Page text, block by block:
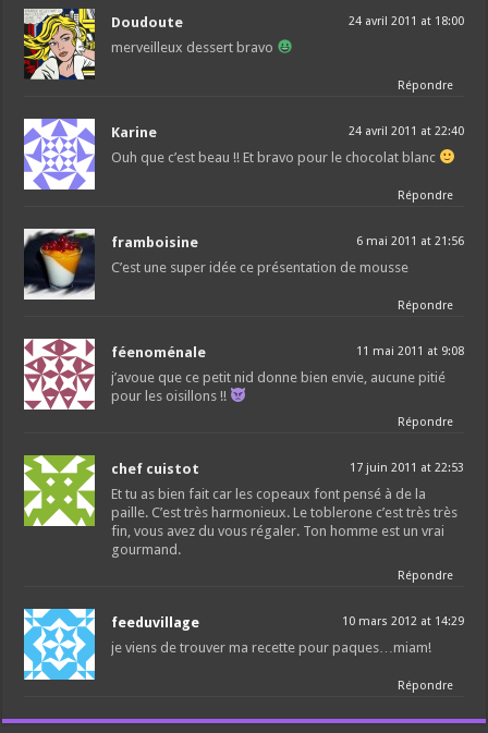
Doudoute 24 avril 2011 at 18:00
merveilleux dessert bravo
Répondre
Karine 24 avril 2011 at 22:40
Ouh que c’est beau !! Et bravo pour le chocolat blanc
Répondre
framboisine 6 mai 2011 at 21:56
C’est une super idée ce présentation de mousse
Répondre
féenoménale 11 mai 2011 at 9:08
j’avoue que ce petit nid donne bien envie, aucune pitié
pour les oisillons !!
Répondre
chef cuistot 17 juin 2011 at 22:53
Et tu as bien fait car les copeaux font pensé à de la
paille. C’est très harmonieux. Le toblerone c’est très très
fin, vous avez du vous régaler. Ton homme est un vrai
gourmand.
Répondre
feeduvillage 10 mars 2012 at 14:29
je viens de trouver ma recette pour paques…miam!
Répondre